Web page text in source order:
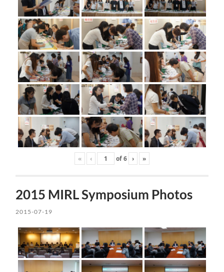
« ‹ of6 › »
2015 MIRL Symposium Photos
2015-07-19